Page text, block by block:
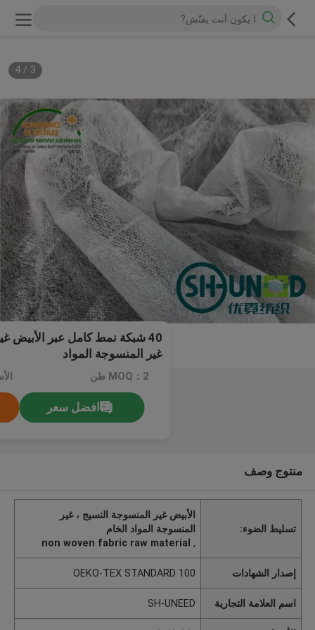
3
/
4
40 شبكة نمط كامل عبر الأبيض
غير المنسوجة المواد
MOQ：2 طن
افضل سعر
منتوج وصف
تسليط الضوء:
الأبيض غير المنسوجة النسيج ، غير
المنسوجة المواد الخام
,
non woven fabric raw material
إصدار الشهادات OEKO-TEX STANDARD 100
اسم العلامة التجارية SH-UNEED